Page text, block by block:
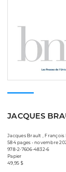
JACQUES
Jacques Brault ,
584 pages • novembre
978-2-7606-4832-6
Papier
49,95 $